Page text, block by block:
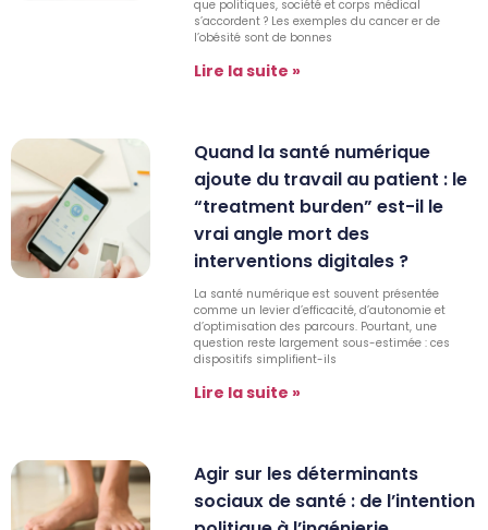
que politiques, société et corps médical
s’accordent ? Les exemples du cancer er de
l’obésité sont de bonnes
Lire la suite »
Quand la santé numérique
ajoute du travail au patient : le
“treatment burden” est-il le
vrai angle mort des
interventions digitales ?
La santé numérique est souvent présentée
comme un levier d’efficacité, d’autonomie et
d’optimisation des parcours. Pourtant, une
question reste largement sous-estimée : ces
dispositifs simplifient-ils
Lire la suite »
Agir sur les déterminants
sociaux de santé : de l’intention